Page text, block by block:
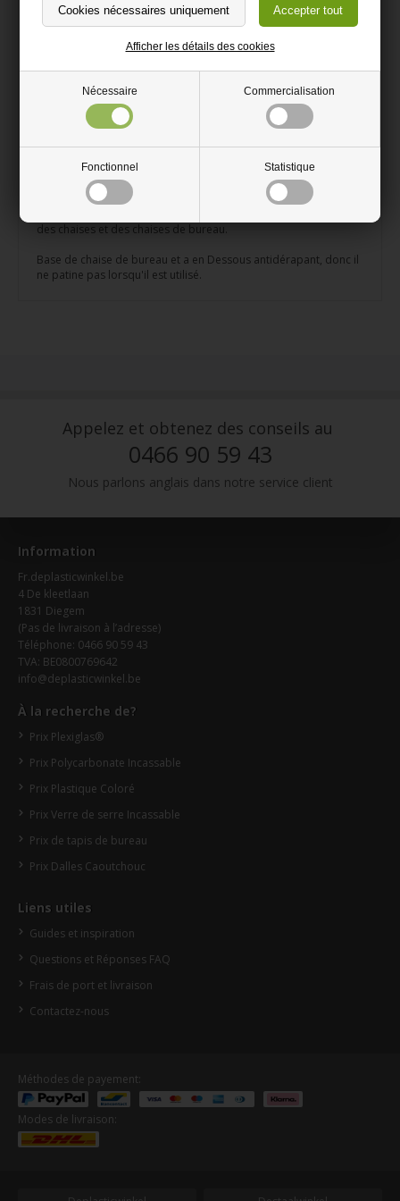
Nécessaire Commercialisation
Fonctionnel Statistique
Afficher les détails des cookies
900x1200mm
Dessous antidérapant, pour que le substrat reste en usage
2mm d'épaisseur et avec des coins arrondis
Sous couche transparente à motif de 2mm, pour par exemple
des chaises et des chaises de bureau.
Base de chaise de bureau et a en Dessous antidérapant, donc il
ne patine pas lorsqu'il est utilisé.
Appelez et obtenez des conseils au
0466 90 59 43
Nous parlons anglais dans notre service client
Information
Fr.deplasticwinkel.be
4 De kleetlaan
1831 Diegem
(Pas de livraison à l’adresse)
Téléphone: 0466 90 59 43
TVA: BE0800769642
info@deplasticwinkel.be
À la recherche de?
Prix Plexiglas®
Prix Polycarbonate Incassable
Prix Plastique Coloré
Prix Verre de serre Incassable
Prix de tapis de bureau
Prix Dalles Caoutchouc
Liens utiles
Guides et inspiration
Questions et Réponses FAQ
Frais de port et livraison
Contactez-nous
Méthodes de payement:
Modes de livraison: